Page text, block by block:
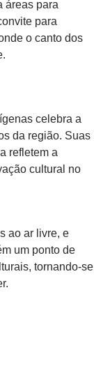
áreas para
para
o canto dos
celebra a
da região. Suas
refletem a
cultural no
ao ar livre, e
um ponto de
tornando-se